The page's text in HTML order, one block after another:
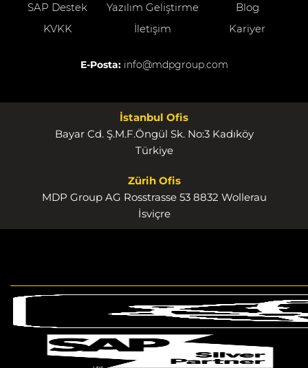
SAP Destek
Yazılım Geliştirme
Blog
KVKK
İletişim Kariyer
E-Posta: info@mdpgroup.com
İstanbul Ofis
Bayar Cd. Ş.M.F.Öngül Sk. No:3 Kadıköy
Türkiye
Zürih Ofis
MDP Group AG Rosstrasse 53 8832 Wollerau
İsviçre